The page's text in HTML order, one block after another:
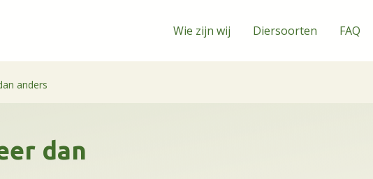
Wie zijn wij Diersoorten FAQ
anders
dan